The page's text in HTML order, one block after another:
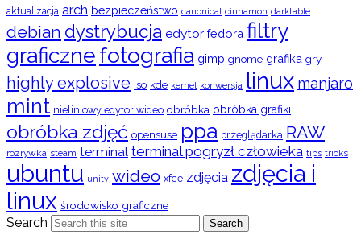
aktualizacja arch bezpieczeństwo canonical cinnamon darktable
debian dystrybucja edytor fedora filtry
graficznefotografia gimp gnome grafika gry
highly explosive iso kde kernel konwersja linux manjaro
mint nieliniowy edytor wideo obróbka obróbka grafiki
obróbka zdjęć opensuse ppa przeglądarka RAW
rozrywka steam terminal terminal pogryzł człowieka tips tricks
ubuntu unity wideo xfce zdjęcia zdjęcia i
linux środowisko graficzne
Search Search